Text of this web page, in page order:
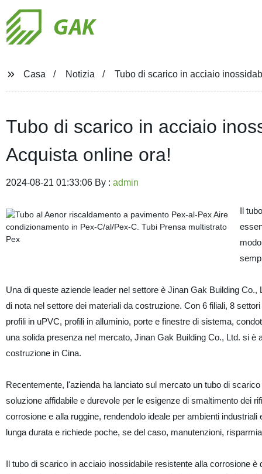
GAK
Casa Notizia Tubo di scarico in acciaio
Tubo di scarico in acciaio
Acquista online ora!
2024-08-21 01:33:06 By : admin
Il
Una di queste aziende leader nel settore è Jinan Gak Building
di nota nel settore dei materiali da costruzione. Con 6 filiali, 8
profili in uPVC, profili in alluminio, porte e finestre di sistema,
una solida presenza nel mercato, Jinan Gak Building Co., Ltd. si
costruzione in Cina.
Recentemente, l'azienda ha lanciato sul mercato un tubo di
soluzione affidabile e durevole per le esigenze di smaltimento dei
corrosione e alla ruggine, rendendolo ideale per ambienti
lunga durata e richiede poche, se del caso, manutenzioni,
Il tubo di scarico in acciaio inossidabile resistente alla corrosione